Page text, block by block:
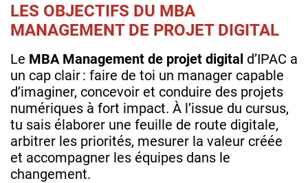
LES OBJECTIFS DU MBA
MANAGEMENT DE PROJET DIGITAL
Le MBA Management de projet digital d’IPAC a
un cap clair : faire de toi un manager capable
d’imaginer, concevoir et conduire des projets
numériques à fort impact. À l’issue du cursus,
tu sais élaborer une feuille de route digitale,
arbitrer les priorités, mesurer la valeur créée
et accompagner les équipes dans le
changement.